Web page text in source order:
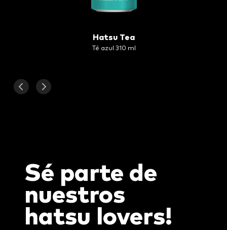
Hatsu Tea
Té azul 310 ml
Sé parte de
nuestros
hatsu lovers!